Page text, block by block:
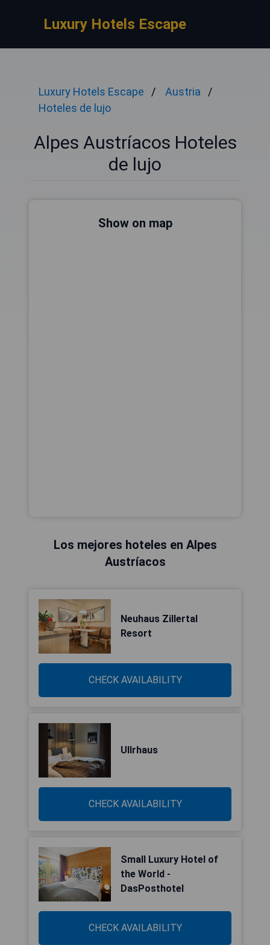
Luxury Hotels Escape
Luxury Hotels Escape
Austria
Hoteles de lujo
Alpes Austríacos Hoteles
de lujo
Show on map
Los mejores hoteles en Alpes
Austríacos
Neuhaus Zillertal
Resort
CHECK AVAILABILITY
Ullrhaus
CHECK AVAILABILITY
Small Luxury Hotel of
the World -
DasPosthotel
CHECK AVAILABILITY